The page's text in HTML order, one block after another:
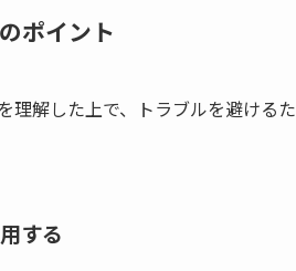
ポイント
理解した上で、トラブルを避ける
する